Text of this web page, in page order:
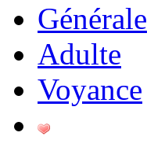
Générale
Adulte
Voyance